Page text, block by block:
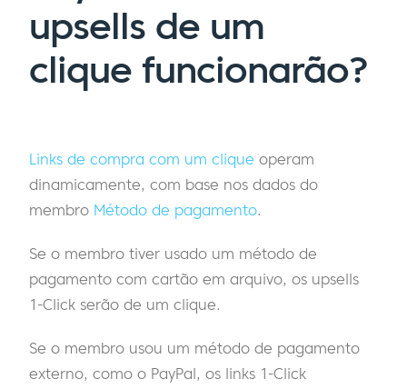
upsells de um
clique funcionarão?
Links de compra com um clique operam
dinamicamente, com base nos dados do
membro Método de pagamento.
Se o membro tiver usado um método de
pagamento com cartão em arquivo, os upsells
1-Click serão de um clique.
Se o membro usou um método de pagamento
externo, como o PayPal, os links 1-Click